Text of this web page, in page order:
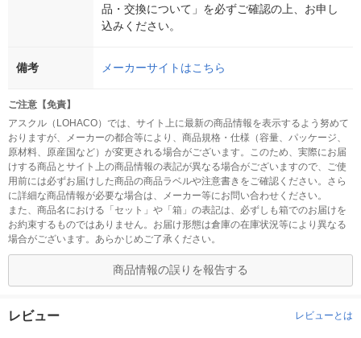
品・交換について」を必ずご確認の上、お申し
込みください。
備考 メーカーサイトはこちら
ご注意【免責】
アスクル（LOHACO）では、サイト上に最新の商品情報を表示するよう努めて
おりますが、メーカーの都合等により、商品規格・仕様（容量、パッケージ、
原材料、原産国など）が変更される場合がございます。このため、実際にお届
けする商品とサイト上の商品情報の表記が異なる場合がございますので、ご使
用前には必ずお届けした商品の商品ラベルや注意書きをご確認ください。さら
に詳細な商品情報が必要な場合は、メーカー等にお問い合わせください。
また、商品名における「セット」や「箱」の表記は、必ずしも箱でのお届けを
お約束するものではありません。お届け形態は倉庫の在庫状況等により異なる
場合がございます。あらかじめご了承ください。
商品情報の誤りを報告する
レビュー レビューとは